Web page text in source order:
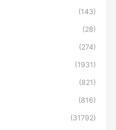
(143)
(28)
(274)
(1931)
(821)
(816)
(31792)